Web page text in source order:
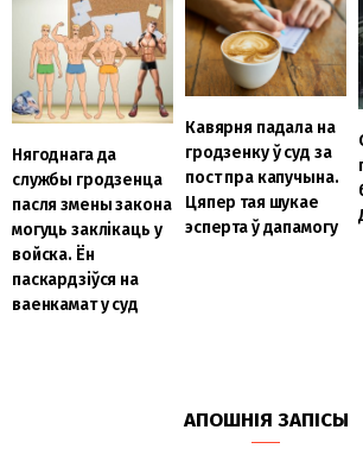
Нягоднага да
службы гродзенца
пасля змены закона
могуць заклікаць у
войска. Ён
паскардзіўся на
ваенкамат у суд
Кавярня падала на
гродзенку ў суд за
пост пра капучына.
Цяпер тая шукае
эсперта ў дапамогу
АПОШНІЯ ЗАПІСЫ